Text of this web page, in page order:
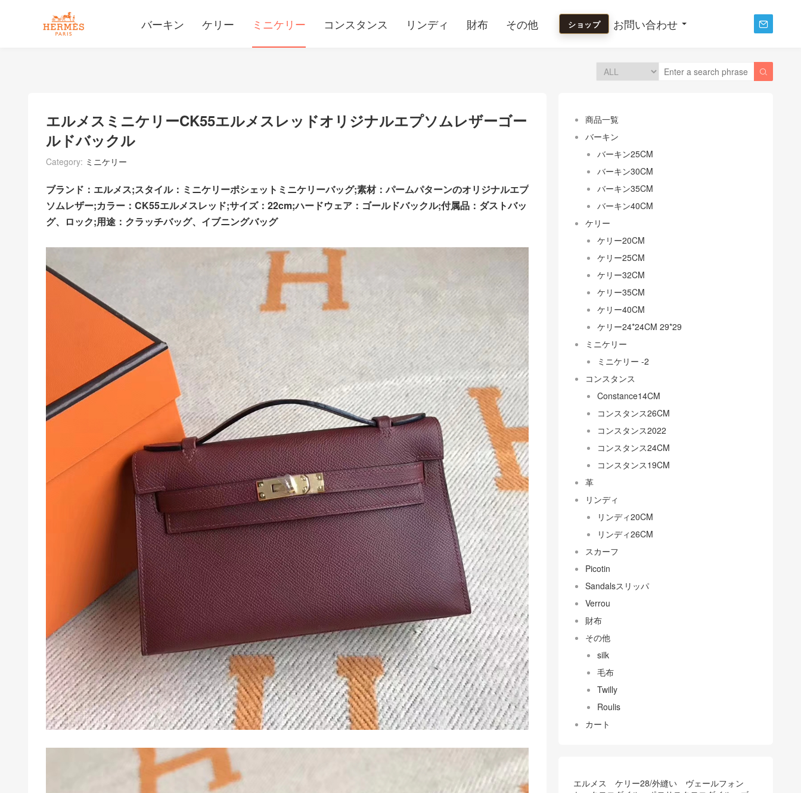
バーキン ケリー ミニケリー コンスタンス リンディ 財布 その他 ショップ お問い合わせ 

エルメスミニケリーCK55エルメスレッドオリジナルエプソムレザーゴー
ルドバックル
Category: ミニケリー
ブランド：エルメス;スタイル：ミニケリーポシェットミニケリーバッグ;素材：パームパターンのオリジナルエプ
ソムレザー;カラー：CK55エルメスレッド;サイズ：22cm;ハードウェア：ゴールドバックル;付属品：ダストバッ
グ、ロック;用途：クラッチバッグ、イブニングバッグ
商品一覧
バーキン
バーキン25CM
バーキン30CM
バーキン35CM
バーキン40CM
ケリー
ケリー20CM
ケリー25CM
ケリー32CM
ケリー35CM
ケリー40CM
ケリー24*24CM 29*29
ミニケリー
ミニケリー -2
コンスタンス
Constance14CM
コンスタンス26CM
コンスタンス2022
コンスタンス24CM
コンスタンス19CM
革
リンディ
リンディ20CM
リンディ26CM
スカーフ
Picotin
Sandalsスリッパ
Verrou
財布
その他
silk
毛布
Twilly
Roulis
カート
エルメス ケリー28/外縫い ヴェールフォン